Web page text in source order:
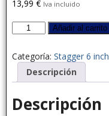
13,99 € Iva incluido
Añadir al carrito
Categoría: Stagger 6 inch
Descripción
Descripción